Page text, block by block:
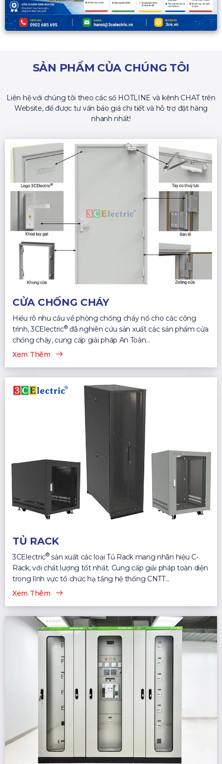
SẢN PHẨM CỦA CHÚNG TÔI
Liên hệ với chúng tôi theo các số HOTLINE và kênh CHAT trên
Website, để được tư vấn báo giá chi tiết và hỗ trợ đặt hàng
nhanh nhất!
CỬA CHỐNG CHÁY
Hiểu rõ nhu cầu về phòng chống cháy nổ cho các công
trình, 3CElectric®đã nghiên cứu sản xuất các sản phẩm cửa
chống cháy, cung cấp giải pháp An Toàn...
Xem Thêm
TỦ RACK
3CElectric®sản xuất các loại Tủ Rack mang nhãn hiệu C-
Rack, với chất lượng tốt nhất. Cung cấp giải pháp toàn diện
trong lĩnh vực tổ chức hạ tầng hệ thống CNTT...
Xem Thêm